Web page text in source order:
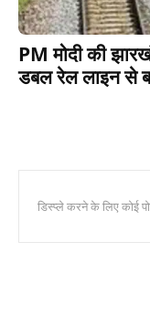
PM मोदी की
डबल रेल लाइन से
डिस्प्ले करने के लिए कोई